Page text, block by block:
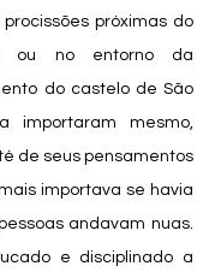
próximas do
ou no entorno da
do castelo de São
importaram mesmo,
de seus pensamentos
importava se havia
andavam nuas.
e disciplinado a